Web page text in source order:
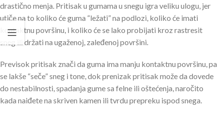
drastično menja. Pritisak u gumama u snegu igra veliku ulogu, jer
utiče na to koliko će guma “ležati” na podlozi, koliko će imati
kontaktnu površinu, i koliko će se lako probijati kroz rastresit
sneg ili držati na ugaženoj, zaleđenoj površini.
Previsok pritisak znači da guma ima manju kontaktnu površinu, pa
se lakše “seče” sneg i tone, dok prenizak pritisak može da dovede
do nestabilnosti, spadanja gume sa felne ili oštećenja, naročito
kada naiđete na skriven kamen ili tvrdu prepreku ispod snega.